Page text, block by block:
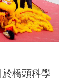
橋頭科學